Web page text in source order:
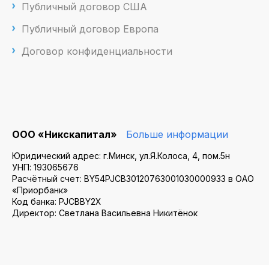
Публичный договор США
Публичный договор Европа
Договор конфиденциальности
ООО «Никскапитал» Больше информации
Юридический адрес: г.Минск, ул.Я.Колоса, 4, пом.5н
УНП: 193065676
Расчётный счет: BY54PJCB30120763001030000933 в ОАО
«Приорбанк»
Код банка: PJCBBY2X
Директор: Светлана Васильевна Никитёнок